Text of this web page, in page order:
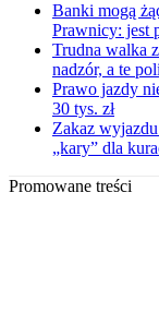
Banki mogą
Prawnicy: jest
Trudna walka
nadzór, a te
Prawo jazdy
30 tys. zł
Zakaz
„kary” dla
Promowane treści